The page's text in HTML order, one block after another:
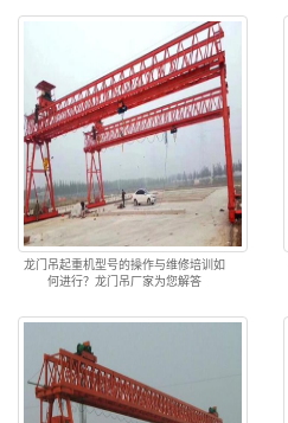
龙门吊起重机型号的操作与维修培训如
何进行？龙门吊厂家为您解答